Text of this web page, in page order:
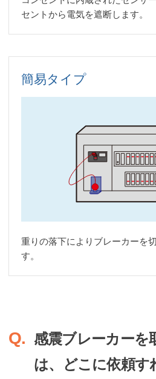
セントから電気を遮断します。
簡易タイプ
重りの落下によりブレーカーを
す。
感震ブレーカーを
は、どこに依頼す